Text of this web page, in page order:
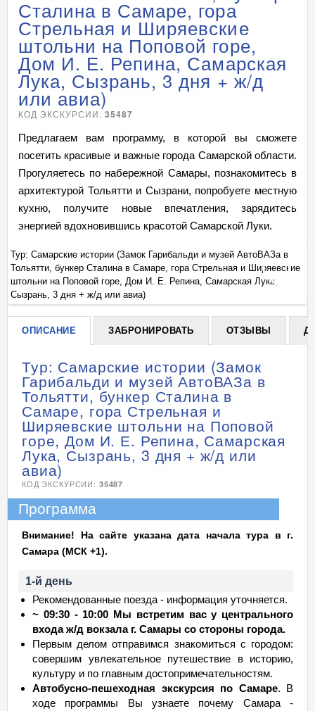
Сталина в Самаре, гора
Стрельная и Ширяевские
штольни на Поповой горе,
Дом И. Е. Репина, Самарская
Лука, Сызрань, 3 дня + ж/д
или авиа)
КОД ЭКСКУРСИИ:35487
Предлагаем вам программу, в которой вы сможете
посетить красивые и важные города Самарской области.
Прогуляетесь по набережной Самары, познакомитесь в
архитектурой Тольятти и Сызрани, попробуете местную
кухню, получите новые впечатления, зарядитесь
энергией вдохновившись красотой Самарской Луки.
+
Тур: Самарские истории (Замок Гарибальди и музей АвтоВАЗа в
Тольятти, бункер Сталина в Самаре, гора Стрельная и Ширяевские
штольни на Поповой горе, Дом И. Е. Репина, Самарская Лука,
Сызрань, 3 дня + ж/д или авиа)
ОПИСАНИЕ ЗАБРОНИРОВАТЬ ОТЗЫВЫ
Тур: Самарские истории (Замок
Гарибальди и музей АвтоВАЗа в
Тольятти, бункер Сталина в
Самаре, гора Стрельная и
Ширяевские штольни на Поповой
горе, Дом И. Е. Репина, Самарская
Лука, Сызрань, 3 дня + ж/д или
авиа)
КОД ЭКСКУРСИИ: 35487
Программа
Внимание! На сайте указана дата начала тура в г.
Самара (МСК +1).
1-й день
Рекомендованные поезда - информация уточняется.
~ 09:30 - 10:00 Мы встретим вас у центрального
входа ж/д вокзала г. Самары со стороны города.
Первым делом отправимся знакомиться с городом:
совершим увлекательное путешествие в историю,
культуру и по главным достопримечательностям.
Автобусно-пешеходная экскурсия по Самаре. В
ходе программы Вы узнаете почему Самара -